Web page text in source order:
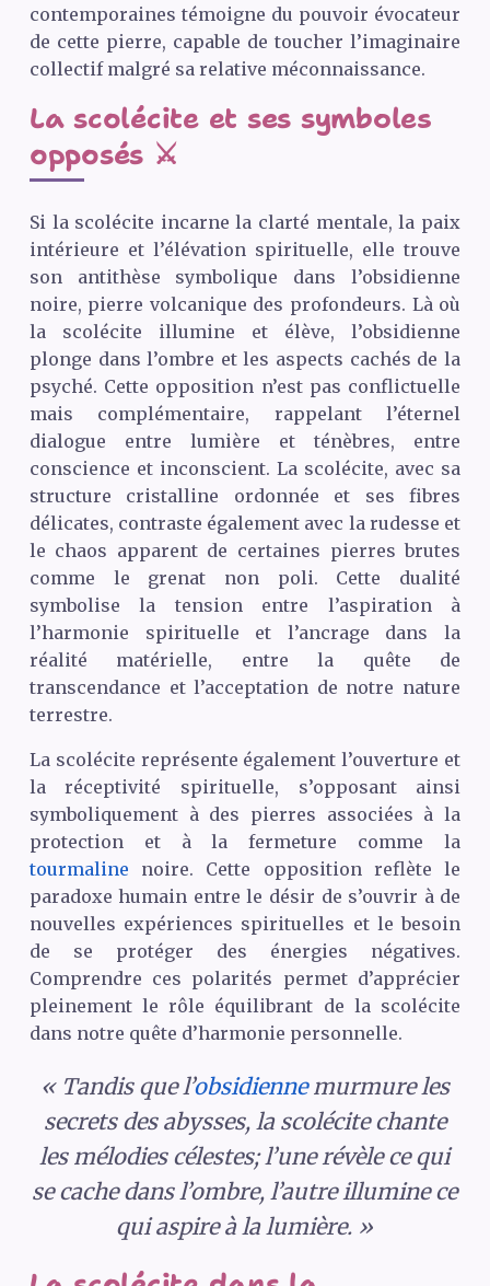
contemporaines témoigne du pouvoir évocateur
de cette pierre, capable de toucher l’imaginaire
collectif malgré sa relative méconnaissance.
La scolécite et ses symboles
opposés ⚔️
Si la scolécite incarne la clarté mentale, la paix
intérieure et l’élévation spirituelle, elle trouve
son antithèse symbolique dans l’obsidienne
noire, pierre volcanique des profondeurs. Là où
la scolécite illumine et élève, l’obsidienne
plonge dans l’ombre et les aspects cachés de la
psyché. Cette opposition n’est pas conflictuelle
mais complémentaire, rappelant l’éternel
dialogue entre lumière et ténèbres, entre
conscience et inconscient. La scolécite, avec sa
structure cristalline ordonnée et ses fibres
délicates, contraste également avec la rudesse et
le chaos apparent de certaines pierres brutes
comme le grenat non poli. Cette dualité
symbolise la tension entre l’aspiration à
l’harmonie spirituelle et l’ancrage dans la
réalité matérielle, entre la quête de
transcendance et l’acceptation de notre nature
terrestre.
La scolécite représente également l’ouverture et
la réceptivité spirituelle, s’opposant ainsi
symboliquement à des pierres associées à la
protection et à la fermeture comme la
tourmaline noire. Cette opposition reflète le
paradoxe humain entre le désir de s’ouvrir à de
nouvelles expériences spirituelles et le besoin
de se protéger des énergies négatives.
Comprendre ces polarités permet d’apprécier
pleinement le rôle équilibrant de la scolécite
dans notre quête d’harmonie personnelle.
« Tandis que l’obsidiennemurmure les
secrets des abysses, la scolécite chante
les mélodies célestes; l’une révèle ce qui
se cache dans l’ombre, l’autre illumine ce
qui aspire à la lumière. »